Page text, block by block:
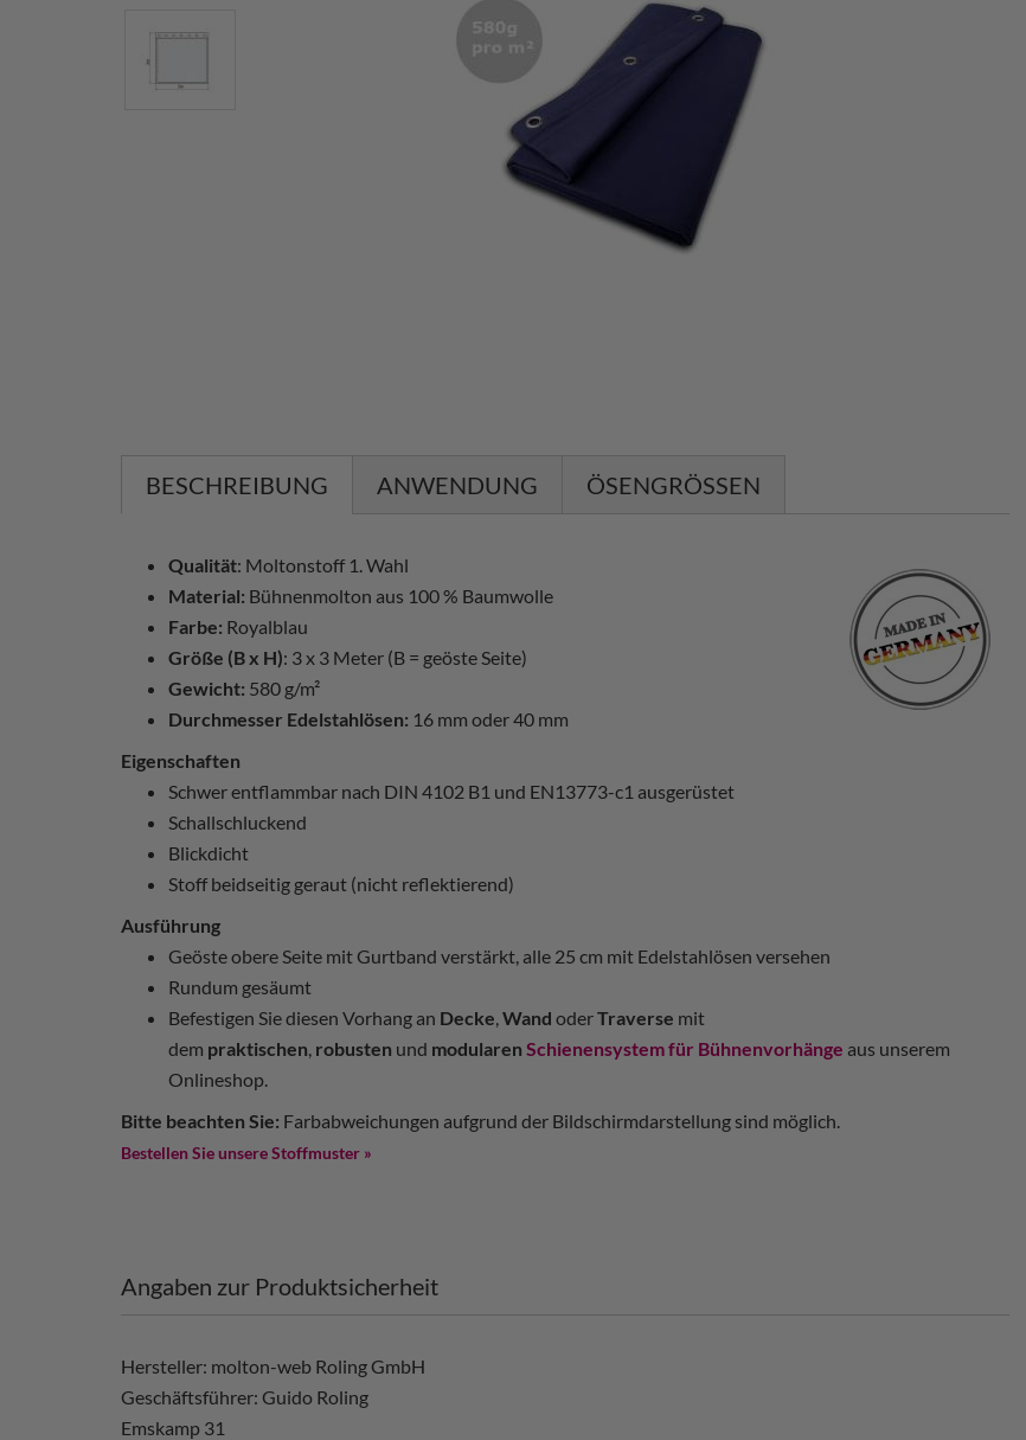
BESCHREIBUNG ANWENDUNG ÖSENGRÖSSEN
Qualität: Moltonstoff 1. Wahl
Material: Bühnenmolton aus 100 % Baumwolle
Farbe: Royalblau
Größe (B x H): 3 x 3 Meter (B = geöste Seite)
Gewicht: 580 g/m²
Durchmesser Edelstahlösen: 16 mm oder 40 mm
Eigenschaften
Schwer entflammbar nach DIN 4102 B1 und EN13773-c1 ausgerüstet
Schallschluckend
Blickdicht
Stoff beidseitig geraut (nicht reflektierend)
Ausführung
Geöste obere Seite mit Gurtband verstärkt, alle 25 cm mit Edelstahlösen versehen
Rundum gesäumt
Befestigen Sie diesen Vorhang an Decke,Wand oderTraverse mit
dem praktischen, robusten und modularen Schienensystem für Bühnenvorhänge aus unserem
Onlineshop.
Bitte beachten Sie: Farbabweichungen aufgrund der Bildschirmdarstellung sind möglich.
Bestellen Sie unsere Stoffmuster »
Angaben zur Produktsicherheit
Hersteller: molton-web Roling GmbH
Geschäftsführer: Guido Roling
Emskamp 31